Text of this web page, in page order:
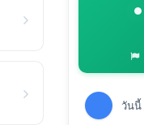
วันนี้